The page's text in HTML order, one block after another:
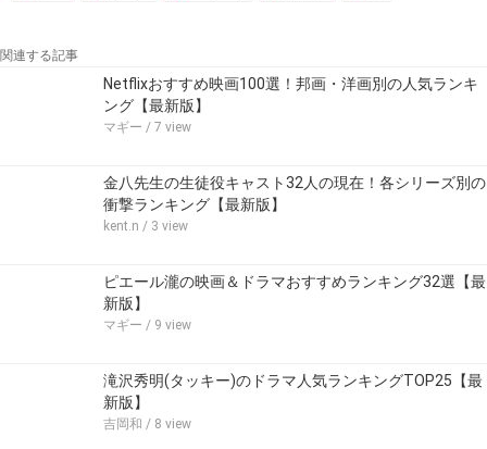
関連する記事
Netflixおすすめ映画100選！邦画・洋画別の人気ランキ
ング【最新版】
マギー / 7 view
金八先生の生徒役キャスト32人の現在！各シリーズ別の
衝撃ランキング【最新版】
kent.n / 3 view
ピエール瀧の映画＆ドラマおすすめランキング32選【最
新版】
マギー / 9 view
滝沢秀明(タッキー)のドラマ人気ランキングTOP25【最
新版】
吉岡和 / 8 view